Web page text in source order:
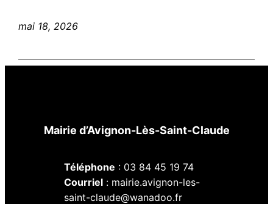
mai 18, 2026
Mairie d’Avignon-Lès-Saint-Claude
Téléphone : 03 84 45 19 74
Courriel: mairie.avignon-les-
saint-claude@wanadoo.fr